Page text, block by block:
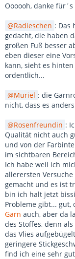
Oooooh, danke
Radieschen : Das
gedacht, die haben
großen Fuß besser
eben dieser eine
kann, sieht es
ordentlich...
Muriel : die
nicht, dass es
Rosenfreundin :
Qualität nicht auch
und von der
im sichtbaren
Ich habe weil ich
allerersten
gemacht und es ist
bin ich halt jetzt
Probleme gibt... gut,
Garn auch, aber da
des Stoffes, denn
das Vlies
geringere
find ich eine sehr